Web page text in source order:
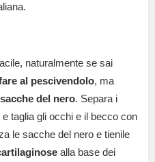
naturalmente se sai
al pescivendolo, ma
del nero. Separa i
taglia gli occhi e il becco con
le sacche del nero e tienile
alla base dei